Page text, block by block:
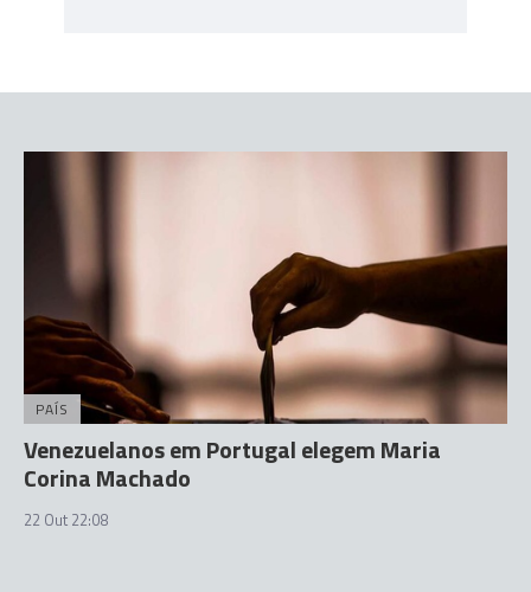
PAÍS
Venezuelanos em Portugal elegem Maria
Corina Machado
22 Out 22:08